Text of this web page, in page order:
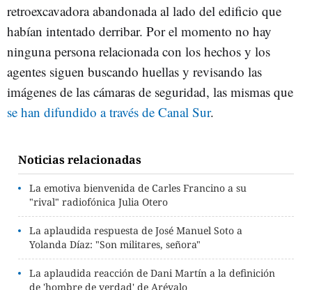
retroexcavadora abandonada al lado del edificio que
habían intentado derribar. Por el momento no hay
ninguna persona relacionada con los hechos y los
agentes siguen buscando huellas y revisando las
imágenes de las cámaras de seguridad, las mismas que
se han difundido a través de Canal Sur.
Noticias relacionadas
La emotiva bienvenida de Carles Francino a su
"rival" radiofónica Julia Otero
La aplaudida respuesta de José Manuel Soto a
Yolanda Díaz: "Son militares, señora"
La aplaudida reacción de Dani Martín a la definición
de 'hombre de verdad' de Arévalo